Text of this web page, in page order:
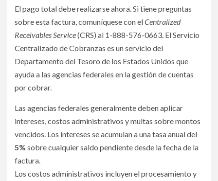
El pago total debe realizarse ahora. Si tiene preguntas
sobre esta factura, comuníquese con elCentralized
Receivables Service(CRS) al 1-888-576-0663. El Servicio
Centralizado de Cobranzas es un servicio del
Departamento del Tesoro de los Estados Unidos que
ayuda a las agencias federales en la gestión de cuentas
por cobrar.
Las agencias federales generalmente deben aplicar
intereses, costos administrativos y multas sobre montos
vencidos. Los intereses se acumulan a una tasa anual del
5% sobre cualquier saldo pendiente desde la fecha de la
factura.
Los costos administrativos incluyen el procesamiento y